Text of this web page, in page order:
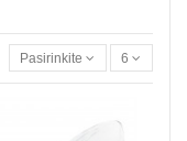
Pasirinkite 6